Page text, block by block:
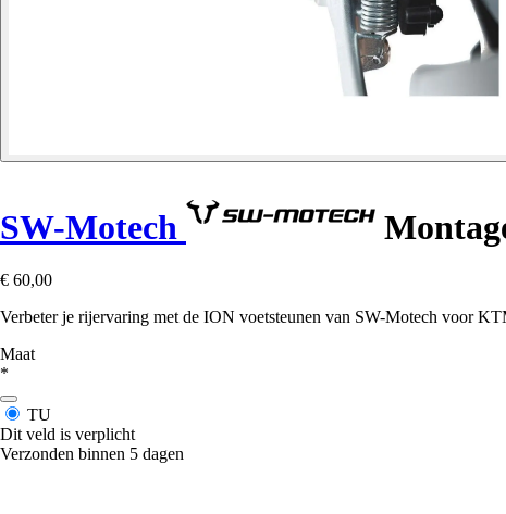
SW-Motech
€ 60,00
Verbeter je rijervaring met de ION voetsteunen van SW-Motech voor
Maat
*
TU
Dit veld is verplicht
Verzonden binnen 5 dagen